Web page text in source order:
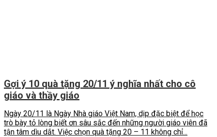
Gợi ý 10 quà tặng 20/11 ý nghĩa nhất cho cô
giáo và thầy giáo
Ngày 20/11 là Ngày Nhà giáo Việt Nam, dịp đặc biệt để học
trò bày tỏ lòng biết ơn sâu sắc đến những người giáo viên đã
tận tâm dìu dắt. Việc chọn quà tặng 20 – 11 không chỉ...